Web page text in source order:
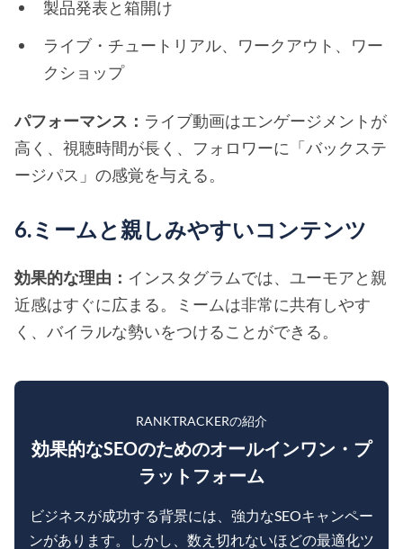
製品発表と箱開け
ライブ・チュートリアル、ワークアウト、ワー
クショップ
パフォーマンス： ライブ動画はエンゲージメントが
高く、視聴時間が長く、フォロワーに「バックステ
ージパス」の感覚を与える。
6.ミームと親しみやすいコンテンツ
効果的な理由： インスタグラムでは、ユーモアと親
近感はすぐに広まる。ミームは非常に共有しやす
く、バイラルな勢いをつけることができる。
RANKTRACKERの紹介
効果的なSEOのためのオールインワン・プ
ラットフォーム
ビジネスが成功する背景には、強力なSEOキャンペー
ンがあります。しかし、数え切れないほどの最適化ツ